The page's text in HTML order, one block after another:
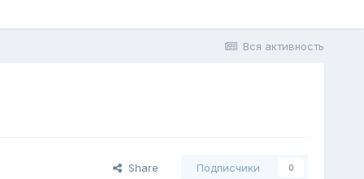
Вся активность
Share Подписчики 0